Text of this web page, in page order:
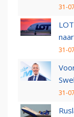
31-
31-
31-